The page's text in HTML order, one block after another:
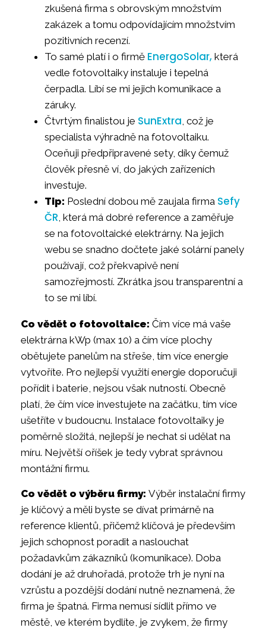
zkušená firma s obrovským množstvím
zakázek a tomu odpovídajícím množstvím
pozitivních recenzí.
To samé platí i o firmě EnergoSolar, která
vedle fotovoltaiky instaluje i tepelná
čerpadla. Líbí se mi jejich komunikace a
záruky.
Čtvrtým finalistou je SunExtra, což je
specialista výhradně na fotovoltaiku.
Oceňuji předpřipravené sety, díky čemuž
člověk přesně ví, do jakých zařízeních
investuje.
Tip: Poslední dobou mě zaujala firma Sefy
ČR, která má dobré reference a zaměřuje
se na fotovoltaické elektrárny. Na jejich
webu se snadno dočtete jaké solární panely
používají, což překvapivě není
samozřejmostí. Zkrátka jsou transparentní a
to se mi líbí.
Co vědět o fotovoltaice: Čím více má vaše
elektrárna kWp (max 10) a čím více plochy
obětujete panelům na střeše, tím více energie
vytvoříte. Pro nejlepší využití energie doporučuji
pořídit i baterie, nejsou však nutností. Obecně
platí, že čím více investujete na začátku, tím více
ušetříte v budoucnu. Instalace fotovoltaiky je
poměrně složitá, nejlepší je nechat si udělat na
míru. Největší oříšek je tedy vybrat správnou
montážní firmu.
Co vědět o výběru firmy: Výběr instalační firmy
je klíčový a měli byste se dívat primárně na
reference klientů, přičemž klíčová je především
jejich schopnost poradit a naslouchat
požadavkům zákazníků (komunikace). Doba
dodání je až druhořadá, protože trh je nyní na
vzrůstu a pozdější dodání nutně neznamená, že
firma je špatná. Firma nemusí sídlit přímo ve
městě, ve kterém bydlíte, je zvykem, že firmy